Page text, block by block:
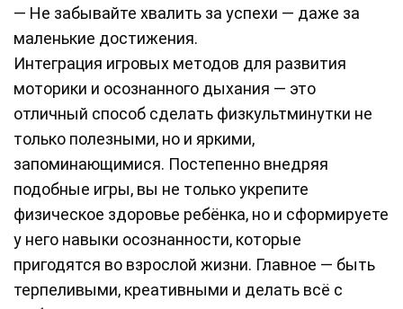
— Не забывайте хвалить за успехи — даже за
маленькие достижения.
Интеграция игровых методов для развития
моторики и осознанного дыхания — это
отличный способ сделать физкультминутки не
только полезными, но и яркими,
запоминающимися. Постепенно внедряя
подобные игры, вы не только укрепите
физическое здоровье ребёнка, но и сформируете
у него навыки осознанности, которые
пригодятся во взрослой жизни. Главное — быть
терпеливыми, креативными и делать всё с